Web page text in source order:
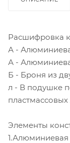
Расшифровка
А -
А -
Б - Броня из
л - В подушке
пластмассовых
Элементы